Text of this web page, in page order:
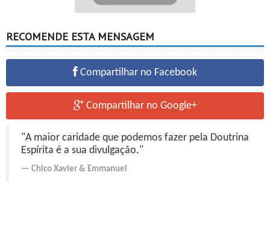
RECOMENDE ESTA MENSAGEM
Compartilhar no Facebook
Compartilhar no Google+
"A maior caridade que podemos fazer pela Doutrina
Espírita é a sua divulgação."
Chico Xavier & Emmanuel